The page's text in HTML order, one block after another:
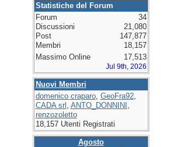
Statistiche del Forum
Forum
34
Discussioni
21,080
Post
147,877
Membri
18,157
Massimo Online
17,513
Jul 9th, 2026
Nuovi Membri
domenico craparo, GeoFra92,
CADA srl , ANTO_DONNINI ,
renzozoletto
18,157 Utenti Registrati
Agosto